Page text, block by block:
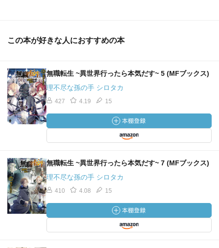
この本が好きな人におすすめの本
無職転生 ~異世界行ったら本気だす~ 5 (MFブックス)
理不尽な孫の手 シロタカ
427 4.19 15
無職転生 ~異世界行ったら本気だす~ 7 (MFブックス)
理不尽な孫の手 シロタカ
410 4.08 15